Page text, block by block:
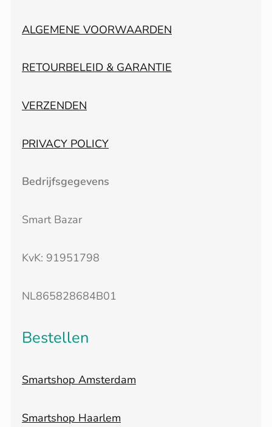
ALGEMENE VOORWAARDEN
RETOURBELEID & GARANTIE
VERZENDEN
PRIVACY POLICY
Bedrijfsgegevens
Smart Bazar
KvK: 91951798
NL865828684B01
Bestellen
Smartshop Amsterdam
Smartshop Haarlem